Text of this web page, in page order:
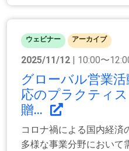
ウェビナー アーカイブ
2025/11/12 | 10:00〜
グローバル営業
応のプラクティ
贈...
コロナ禍による国内経済
多様な事業分野において